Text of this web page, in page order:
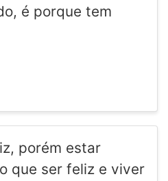
é porque tem
porém estar
que ser feliz e viver